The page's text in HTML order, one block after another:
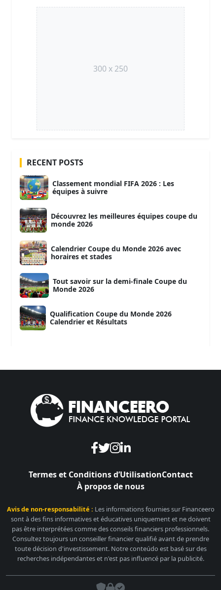
300 x 250
RECENT POSTS
Classement mondial FIFA 2026 : Les
équipes à suivre
Découvrez les meilleures équipes coupe du
monde 2026
Calendrier Coupe du Monde 2026 avec
horaires et stades
Tout savoir sur la demi-finale Coupe du
Monde 2026
Qualification Coupe du Monde 2026
Calendrier et Résultats
Termes et Conditions d’UtilisationContact
À propos de nous
Avis de non-responsabilité : Les informations fournies sur Financeero
sont à des fins informatives et éducatives uniquement et ne doivent
pas être interprétées comme des conseils financiers professionnels.
Consultez toujours un conseiller financier qualifié avant de prendre
toute décision d'investissement. Notre conteúdo est basé sur des
recherches indépendantes et n'est pas influencé par la publicité.